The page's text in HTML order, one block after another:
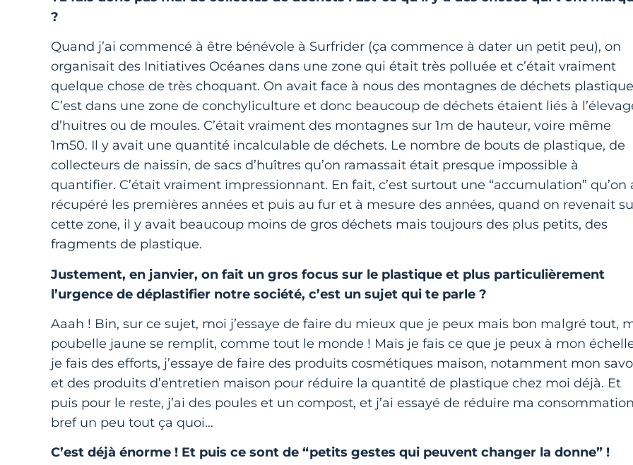
?
Quand j’ai commencé à être bénévole à Surfrider (ça commence à dater un petit peu), on
organisait des Initiatives Océanes dans une zone qui était très polluée et c’était vraiment
quelque chose de très choquant. On avait face à nous des montagnes de déchets
C’est dans une zone de conchyliculture et donc beaucoup de déchets étaient liés à
d’huitres ou de moules. C’était vraiment des montagnes sur 1m de hauteur, voire même
1m50. Il y avait une quantité incalculable de déchets. Le nombre de bouts de plastique, de
collecteurs de naissin, de sacs d’huîtres qu’on ramassait était presque impossible à
quantifier. C’était vraiment impressionnant. En fait, c’est surtout une “accumulation” qu’on
récupéré les premières années et puis au fur et à mesure des années, quand on revenait
cette zone, il y avait beaucoup moins de gros déchets mais toujours des plus petits, des
fragments de plastique.
Justement, en janvier, on fait un gros focus sur le plastique et plus particulièrement
l’urgence de déplastifier notre société, c’est un sujet qui te parle ?
Aaah ! Bin, sur ce sujet, moi j’essaye de faire du mieux que je peux mais bon malgré tout,
poubelle jaune se remplit, comme tout le monde ! Mais je fais ce que je peux à mon
je fais des efforts, j’essaye de faire des produits cosmétiques maison, notamment mon
et des produits d’entretien maison pour réduire la quantité de plastique chez moi déjà. Et
puis pour le reste, j’ai des poules et un compost, et j’ai essayé de réduire ma consommation
bref un peu tout ça quoi…
C’est déjà énorme ! Et puis ce sont de “petits gestes qui peuvent changer la donne” !